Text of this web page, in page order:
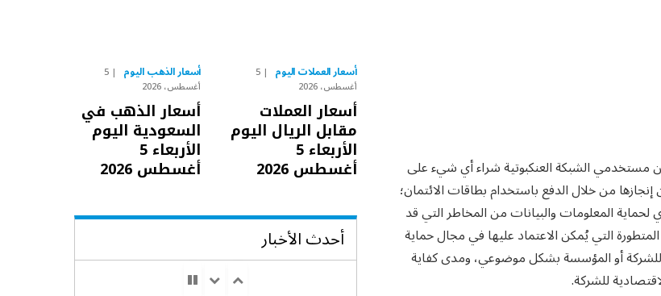
مستخدمي الشبكة العنكبوتية شراء أي شيء على
من خلال الدفع باستخدام بطاقات الائتمان؛
المعلومات والبيانات من المخاطر التي قد
التي يُمكن الاعتماد عليها في مجال حماية
أو المؤسسة بشكل موضوعي، ومدى كفاية
للشركة.
أسعار العملات اليوم 5
أغسطس، 2026
أسعار العملات
مقابل الريال اليوم
الأربعاء 5
أغسطس 2026
أسعار الذهب اليوم 5
أغسطس، 2026
أسعار الذهب في
السعودية اليوم
الأربعاء 5
أغسطس 2026
أحدث الأخبار